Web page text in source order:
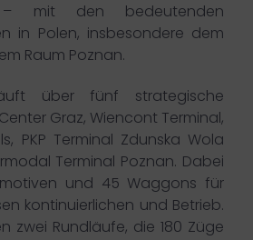
– mit den bedeutenden
in Polen, insbesondere dem
Raum Poznan.
über fünf strategische
Graz, Wiencont Terminal,
PKP Terminal Zdunska Wola
Terminal Poznan. Dabei
und 45 Waggons für
kontinuierlichen und Betrieb.
zwei Rundläufe, die 180 Züge